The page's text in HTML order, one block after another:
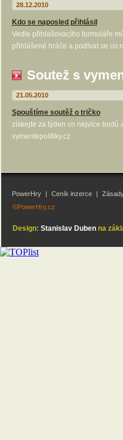
28.12.2010
Kdo se naposled přihlásil
Vedle přihlašovacího formuláře
přihlášené hráče a podívat se co
Soutež s
21.05.2010
Spouštíme soutěž o tričko
získejte za týden co nejvíce bodů
vymentepolitiky.cz
PowerHry | Ceník inzerce |
©PowerHry.cz
Design: Stanislav Dubenna